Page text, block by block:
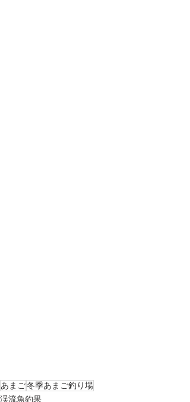
あまご冬季あまご釣り場
渓流魚釣果